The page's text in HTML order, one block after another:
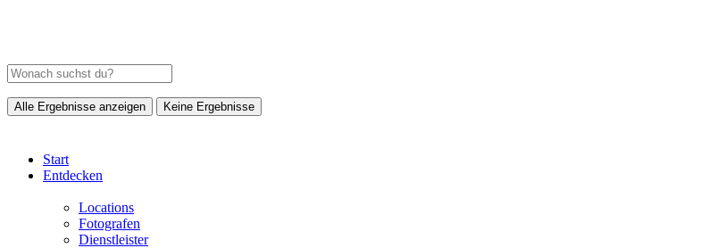
Alle Ergebnisse anzeigen Keine Ergebnisse
Start
Entdecken
Locations
Fotografen
Dienstleister